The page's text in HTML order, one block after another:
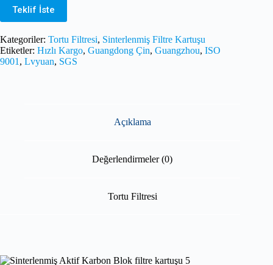
Teklif İste
Kategoriler: Tortu Filtresi, Sinterlenmiş Filtre Kartuşu
Etiketler: Hızlı Kargo, Guangdong Çin, Guangzhou, ISO
9001 , Lvyuan, SGS
Açıklama
Değerlendirmeler (0)
Tortu Filtresi